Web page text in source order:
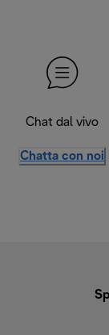
Chat dal vivo
Chatta con noi